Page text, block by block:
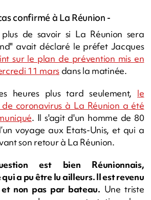
confirmé à La Réunion -
de savoir si La Réunion sera
avait déclaré le préfet Jacques
sur le plan de prévention mis en
11 marsdans la matinée.
heures plus tard seulement, le
coronavirus à La Réunion a été
. Il s'agit d'un homme de 80
voyage aux Etats-Unis, et qui a
son retour à La Réunion.
est bien Réunionnais,
a pu être lu ailleurs. Il est revenu
non pas par bateau. Une triste